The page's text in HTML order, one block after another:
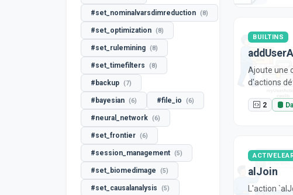
#set_nominalvarsdimreduction (8)
#set_optimization (8)
#set_rulemining (8)
#set_timefilters (8)
#backup (7)
#bayesian (6) #file_io (6)
#neural_network (6)
#set_frontier (6)
#session_management (5)
#set_biomedimage (5)
#set_causalanalysis (5)
BUILTINS
Ajoute une
d'actions
2
alJoin
L'action